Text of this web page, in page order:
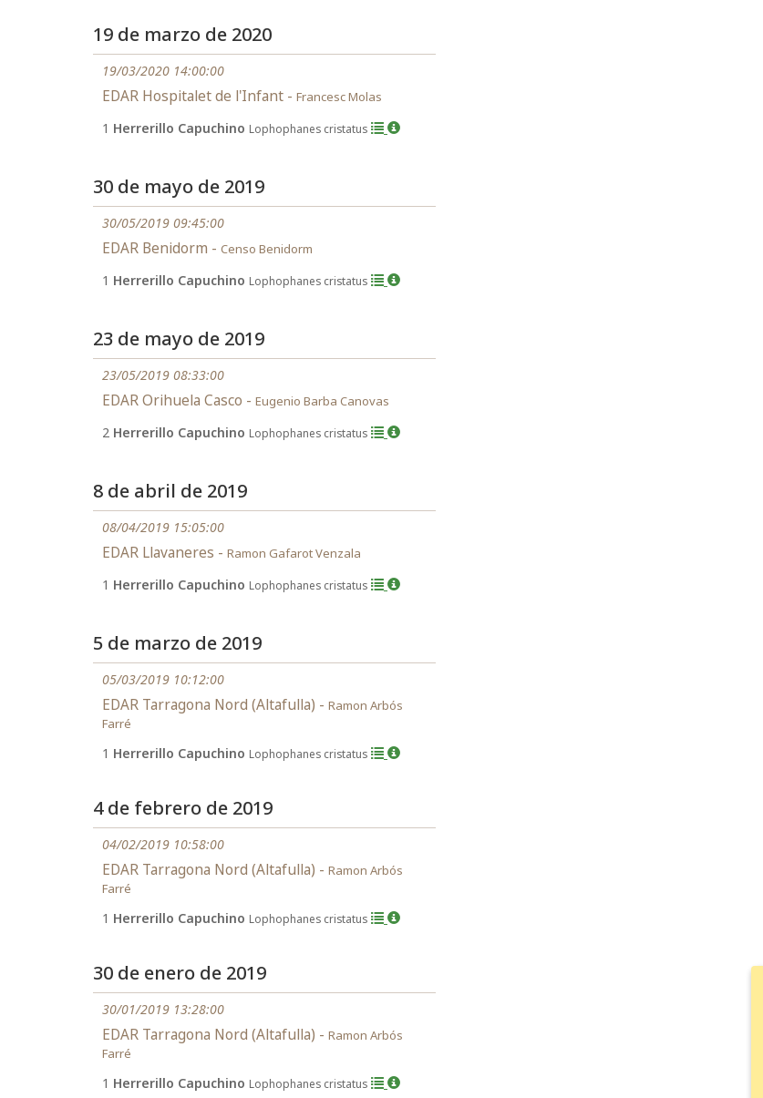
19 de marzo de 2020
19/03/2020 14:00:00
EDAR Hospitalet de l'Infant - Francesc Molas
1 Herrerillo Capuchino Lophophanes cristatus
30 de mayo de 2019
30/05/2019 09:45:00
EDAR Benidorm - Censo Benidorm
1 Herrerillo Capuchino Lophophanes cristatus
23 de mayo de 2019
23/05/2019 08:33:00
EDAR Orihuela Casco - Eugenio Barba Canovas
2 Herrerillo Capuchino Lophophanes cristatus
8 de abril de 2019
08/04/2019 15:05:00
EDAR Llavaneres - Ramon Gafarot Venzala
1 Herrerillo Capuchino Lophophanes cristatus
5 de marzo de 2019
05/03/2019 10:12:00
EDAR Tarragona Nord (Altafulla) - Ramon Arbós
Farré
1 Herrerillo Capuchino Lophophanes cristatus
4 de febrero de 2019
04/02/2019 10:58:00
EDAR Tarragona Nord (Altafulla) - Ramon Arbós
Farré
1 Herrerillo Capuchino Lophophanes cristatus
30 de enero de 2019
30/01/2019 13:28:00
EDAR Tarragona Nord (Altafulla) - Ramon Arbós
Farré
1 Herrerillo Capuchino Lophophanes cristatus